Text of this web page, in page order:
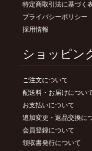
特定商取引法に基づく
プライバシーポリシー
採用情報
ショッピン
ご注文について
配送料・お届けについ
お支払いについて
追加変更・返品交換に
会員登録について
領収書発行について